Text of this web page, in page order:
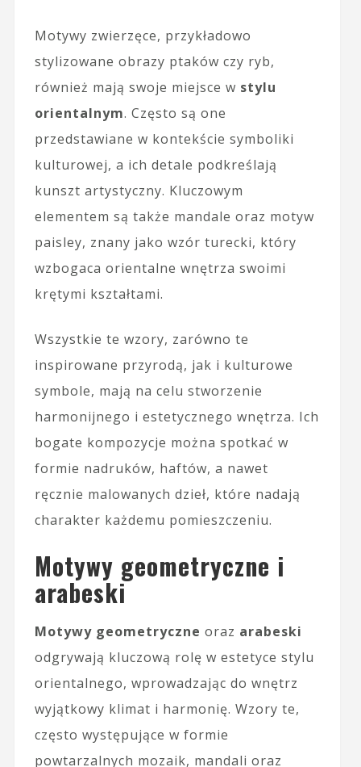
Motywy zwierzęce, przykładowo
stylizowane obrazy ptaków czy ryb,
również mają swoje miejsce w stylu
orientalnym. Często są one
przedstawiane w kontekście symboliki
kulturowej, a ich detale podkreślają
kunszt artystyczny. Kluczowym
elementem są także mandale oraz motyw
paisley, znany jako wzór turecki, który
wzbogaca orientalne wnętrza swoimi
krętymi kształtami.
Wszystkie te wzory, zarówno te
inspirowane przyrodą, jak i kulturowe
symbole, mają na celu stworzenie
harmonijnego i estetycznego wnętrza. Ich
bogate kompozycje można spotkać w
formie nadruków, haftów, a nawet
ręcznie malowanych dzieł, które nadają
charakter każdemu pomieszczeniu.
Motywy geometryczne i
arabeski
Motywy geometryczne oraz arabeski
odgrywają kluczową rolę w estetyce stylu
orientalnego, wprowadzając do wnętrz
wyjątkowy klimat i harmonię. Wzory te,
często występujące w formie
powtarzalnych mozaik, mandali oraz